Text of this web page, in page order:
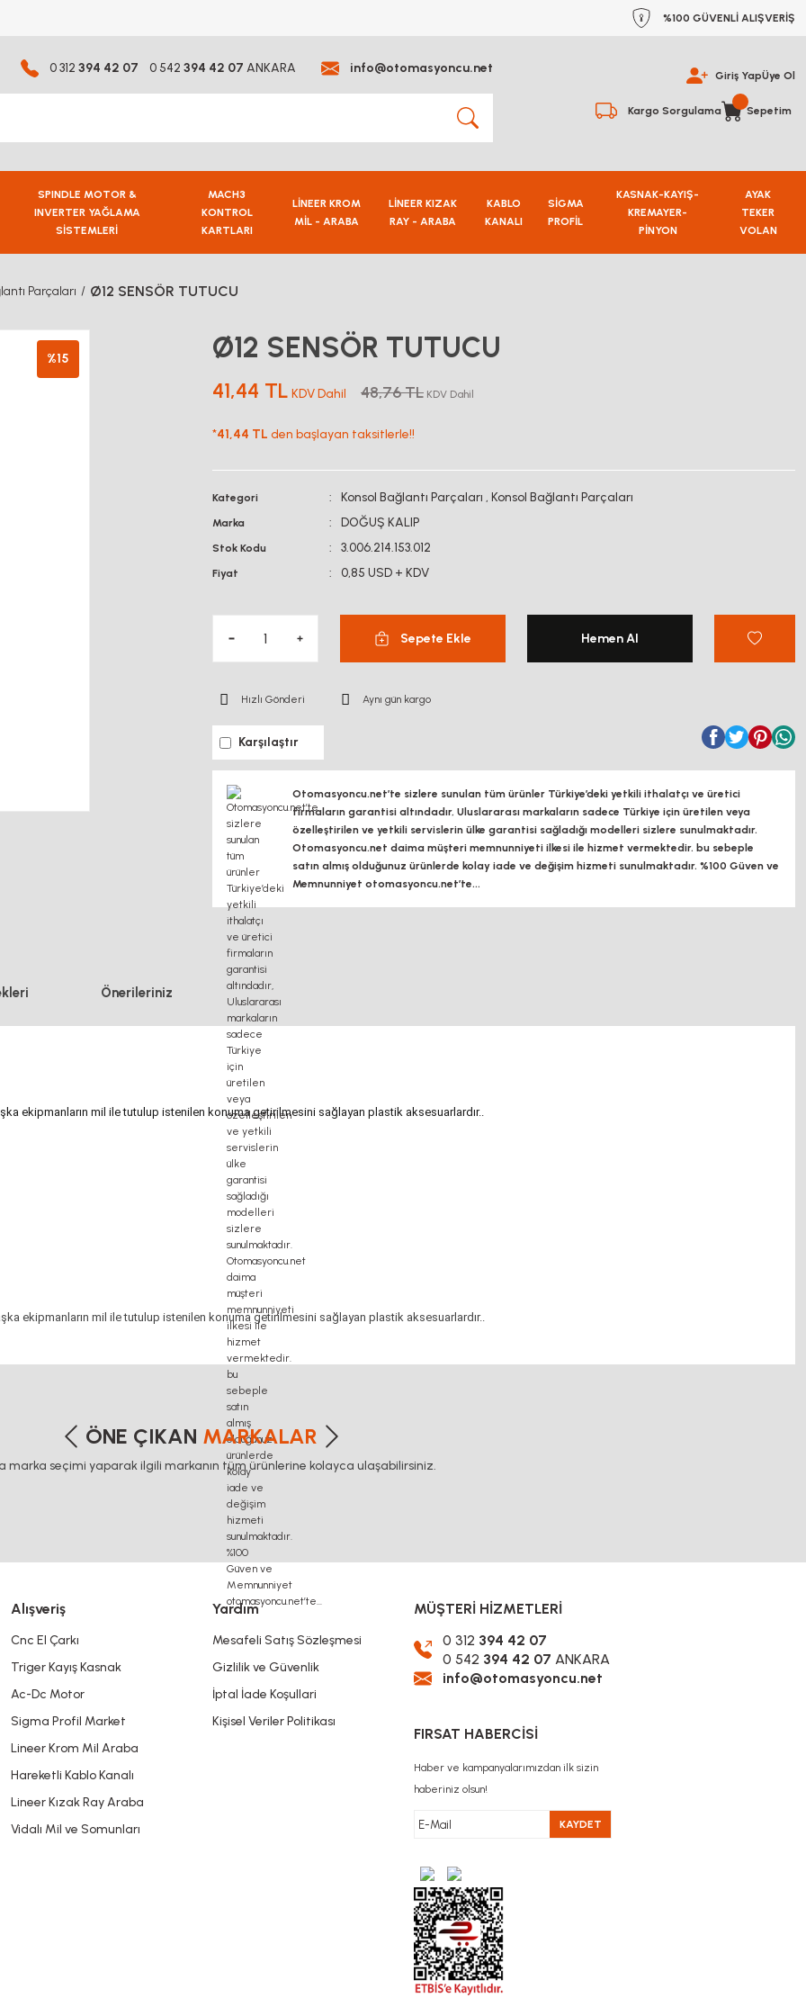
%100 GÜVENLİ ALIŞVERİŞ
0 312 394 42 07 0 542 394 42 07 ANKARA info@otomasyoncu.net Giriş YapÜye Ol
Kargo Sorgulama Sepetim
SPINDLE MOTOR &
INVERTER YAĞLAMA
SİSTEMLERİ
MACH3
KONTROL
KARTLARI
LİNEER KROM
MİL - ARABA
LİNEER KIZAK
RAY - ARABA
KABLO
KANALI
SİGMA
PROFİL
KASNAK-KAYIŞ-
KREMAYER-
PİNYON
AYAK
TEKER
VOLAN
Parçaları Ø12 SENSÖR TUTUCU
%15 Ø12 SENSÖR TUTUCU
41,44 TL KDV Dahil 48,76 TL KDV Dahil
*41,44 TL den başlayan taksitlerle!!
Kategori Konsol Bağlantı Parçaları , Konsol Bağlantı Parçaları
Marka DOĞUŞ KALIP
Stok Kodu 3.006.214.153.012
Fiyat 0,85 USD + KDV
Sepete Ekle Hemen Al
Hızlı Gönderi Aynı gün kargo
Karşılaştır
Otomasyoncu.net’te sizlere sunulan tüm ürünler Türkiye’deki yetkili ithalatçı ve üretici
firmaların garantisi altındadır, Uluslararası markaların sadece Türkiye için üretilen veya
özelleştirilen ve yetkili servislerin ülke garantisi sağladığı modelleri sizlere sunulmaktadır.
Otomasyoncu.net daima müşteri memnunniyeti ilkesi ile hizmet vermektedir. bu sebeple
satın almış olduğunuz ürünlerde kolay iade ve değişim hizmeti sunulmaktadır. %100 Güven ve
Memnunniyet otomasyoncu.net’te...
Önerileriniz
ekipmanların mil ile tutulup istenilen konuma getirilmesini sağlayan plastik aksesuarlardır..
ekipmanların mil ile tutulup istenilen konuma getirilmesini sağlayan plastik aksesuarlardır.
ekipmanların mil ile tutulup istenilen konuma getirilmesini sağlayan plastik aksesuarlardır.
ekipmanların mil ile tutulup istenilen konuma getirilmesini sağlayan plastik aksesuarlardır.
ekipmanların mil ile tutulup istenilen konuma getirilmesini sağlayan plastik aksesuarlardır..
Bu ürüne ilk yorumu siz yapın!
Yorum Yaz
gördüğünüz noktaları öneri formunu kullanarak tarafımıza iletebilirsiniz.
ÖNE ÇIKAN MARKALAR
marka seçimi yaparak ilgili markanın tüm ürünlerine kolayca ulaşabilirsiniz.
Alışveriş
Cnc El Çarkı
Triger Kayış Kasnak
Ac-Dc Motor
Sigma Profil Market
Lineer Krom Mil Araba
Hareketli Kablo Kanalı
Lineer Kızak Ray Araba
Vidalı Mil ve Somunları
Yardım
Mesafeli Satış Sözleşmesi
Gizlilik ve Güvenlik
İptal İade Koşullari
Kişisel Veriler Politikası
MÜŞTERİ HİZMETLERİ
0 312 394 42 07
0 542 394 42 07 ANKARA
info@otomasyoncu.net
FIRSAT HABERCİSİ
Haber ve kampanyalarımızdan ilk sizin
haberiniz olsun!
KAYDET